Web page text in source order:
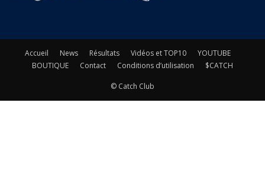
Accueil News Résultats Vidéos et TOP10
YOUTUBE
BOUTIQUE
Contact Conditions d’utilisation $CATCH
© Catch Club